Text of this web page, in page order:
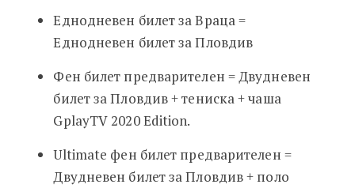
Еднодневен билет за Враца =
Еднодневен билет за Пловдив
Фен билет предварителен = Двудневен
билет за Пловдив + тениска + чаша
GplayTV 2020 Edition.
Ultimate фен билет предварителен =
Двудневен билет за Пловдив + поло